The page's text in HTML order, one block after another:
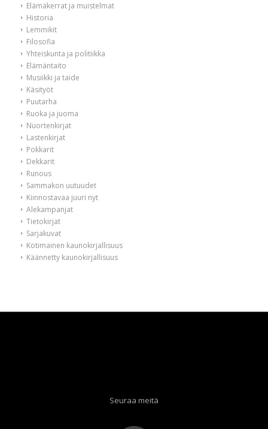
Elämäkerrat ja muistelmat
Historia
Lemmikit
Filosofia
Yhteiskunta ja politiikka
Elämäntaito
Musiikki ja taide
Käsityöt
Puutarha
Ruoka ja juoma
Nuortenkirjat
Lastenkirjat
Pokkarit
Dekkarit
Runous
Sammakon uutuudet
Kiinnostavaa juuri nyt
Alekampanjat
Tietokirjat
Sarjakuvat
Kotimainen kaunokirjallisuus
Käännetty kaunokirjallisuus
Seuraa meitä